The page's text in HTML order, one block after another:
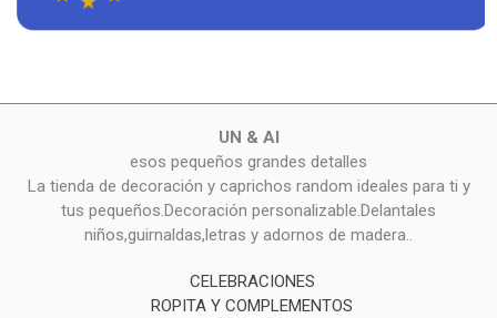
UN & AI
esos pequeños grandes detalles
La tienda de decoración y caprichos random ideales para ti y
tus pequeños.Decoración personalizable.Delantales
niños,guirnaldas,letras y adornos de madera..
CELEBRACIONES
ROPITA Y COMPLEMENTOS